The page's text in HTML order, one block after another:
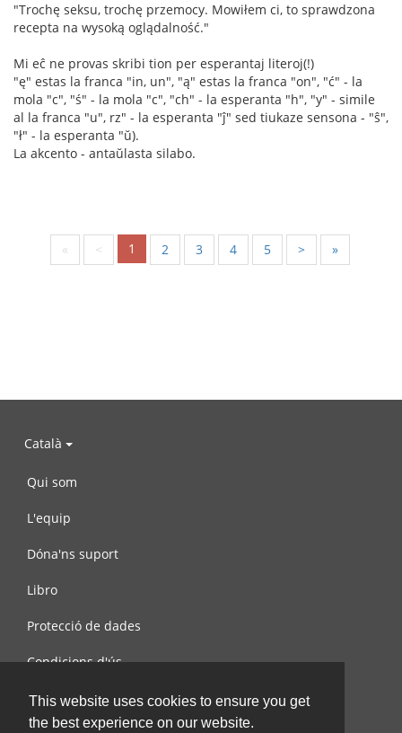
This website uses cookies to ensure you get
the best experience on our website.
"Trochę seksu, trochę przemocy. Mowiłem ci, to sprawdzona
recepta na wysoką oglądalność."
Mi eĉ ne provas skribi tion per esperantaj literoj(!)
"ę" estas la franca "in, un", "ą" estas la franca "on", "ć" - la
mola "c", "ś" - la mola "c", "ch" - la esperanta "h", "y" - simile
al la franca "u", rz" - la esperanta "ĵ" sed tiukaze sensona - "ŝ",
"ł" - la esperanta "ŭ).
La akcento - antaŭlasta silabo.
« < 1 2 3 4 5 > »
Català
Qui som
L'equip
Dóna'ns suport
Libro
Protecció de dades
Condicions d'ús
Contacta amb nosaltres